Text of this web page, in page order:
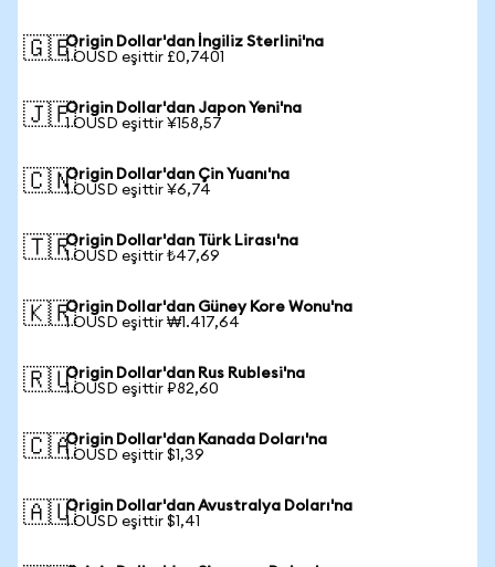
🇬🇧Origin Dollar'dan İngiliz Sterlini'na
1 OUSD eşittir £0,7401
🇯🇵Origin Dollar'dan Japon Yeni'na
1 OUSD eşittir ¥158,57
🇨🇳Origin Dollar'dan Çin Yuanı'na
1 OUSD eşittir ¥6,74
🇹🇷Origin Dollar'dan Türk Lirası'na
1 OUSD eşittir ₺47,69
🇰🇷Origin Dollar'dan Güney Kore Wonu'na
1 OUSD eşittir ₩1.417,64
🇷🇺Origin Dollar'dan Rus Rublesi'na
1 OUSD eşittir ₽82,60
🇨🇦Origin Dollar'dan Kanada Doları'na
1 OUSD eşittir $1,39
🇦🇺Origin Dollar'dan Avustralya Doları'na
1 OUSD eşittir $1,41